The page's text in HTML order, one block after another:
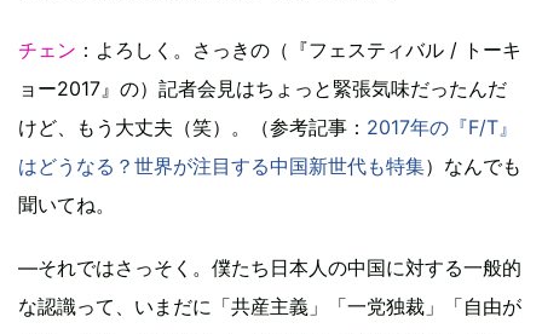
チェン ：よろしく。さっきの（『フェスティバル / トーキ
ョー2017』の）記者会見はちょっと緊張気味だったんだ
けど、もう大丈夫（笑）。（参考記事： 2017年の『F/T』
はどうなる？世界が注目する中国新世代も特集）なんでも
聞いてね。
—それではさっそく。僕たち日本人の中国に対する一般的
な認識って、いまだに「共産主義」「一党独裁」「自由が